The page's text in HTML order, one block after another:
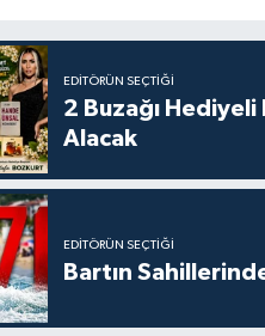
EDITÖRÜN SEÇTIĞI
2 Buzağı
Alacak
EDITÖRÜN SEÇTIĞI
Bartın